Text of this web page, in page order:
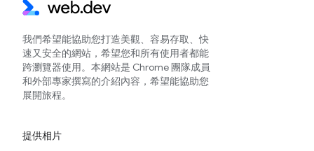
我們希望能協助您打造美觀、容易存取、快
速又安全的網站，希望您和所有使用者都能
跨瀏覽器使用。本網站是 Chrome 團隊成員
和外部專家撰寫的介紹內容，希望能協助您
展開旅程。
提供相片